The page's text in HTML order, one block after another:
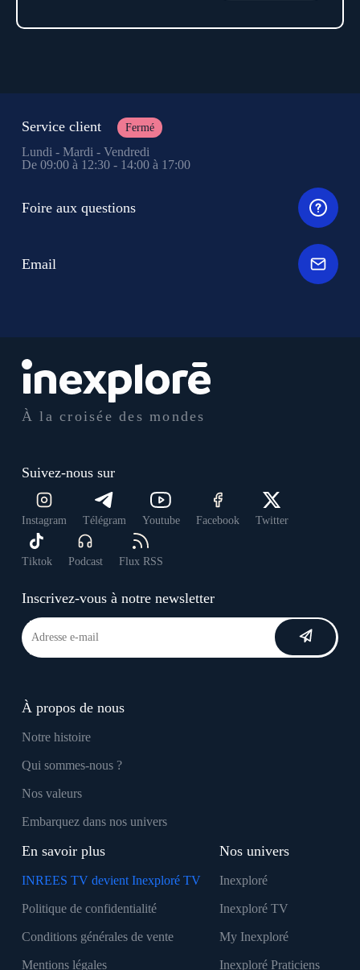
À la croisée des mondes
Suivez-nous sur
Instagram Télégram Youtube Facebook Twitter
Tiktok Podcast Flux RSS
Inscrivez-vous à notre newsletter
À propos de nous
Notre histoire
Qui sommes-nous ?
Nos valeurs
Embarquez dans nos univers
En savoir plus
INREES TV devient Inexploré TV
Politique de confidentialité
Conditions générales de vente
Mentions légales
Nos univers
Inexploré
Inexploré TV
My Inexploré
Inexploré Praticiens
Service client Fermé
Lundi - Mardi - Vendredi
De 09:00 à 12:30 - 14:00 à 17:00
Foire aux questions
Email